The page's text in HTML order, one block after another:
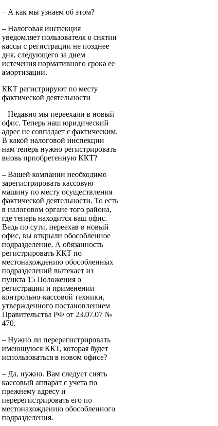
– А как мы узнаем об этом?
– Налоговая инспекция
уведомляет пользователя о снятии
кассы с регистрации не позднее
дня, следующего за днем
истечения нормативного срока ее
амортизации.
ККТ регистрируют по месту
фактической деятельности
– Недавно мы переехали в новый
офис. Теперь наш юридический
адрес не совпадает с фактическим.
В какой налоговой инспекции
нам теперь нужно регистрировать
вновь приобретенную ККТ?
– Вашей компании необходимо
зарегистрировать кассовую
машину по месту осуществления
фактической деятельности. То есть
в налоговом органе того района,
где теперь находится ваш офис.
Ведь по сути, переехав в новый
офис, вы открыли обособленное
подразделение. А обязанность
регистрировать ККТ по
местонахождению обособленных
подразделений вытекает из
пункта 15 Положения о
регистрации и применении
контрольно-кассовой техники,
утвержденного постановлением
Правительства РФ от 23.07.07 №
470.
– Нужно ли перерегистрировать
имеющуюся ККТ, которая будет
использоваться в новом офисе?
– Да, нужно. Вам следует снять
кассовый аппарат с учета по
преж­нему адресу и
перерегистрировать его по
местонахождению обособленного
подразделения.